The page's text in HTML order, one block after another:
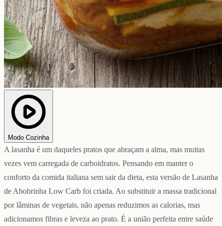
Modo Cozinha
A lasanha é um daqueles pratos que abraçam a alma, mas muitas
vezes vem carregada de carboidratos. Pensando em manter o
conforto da comida italiana sem sair da dieta, esta versão de Lasanha
de Abobrinha Low Carb foi criada. Ao substituir a massa tradicional
por lâminas de vegetais, não apenas reduzimos as calorias, mas
adicionamos fibras e leveza ao prato. É a união perfeita entre saúde